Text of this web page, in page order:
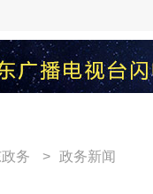
务 > 政务新闻